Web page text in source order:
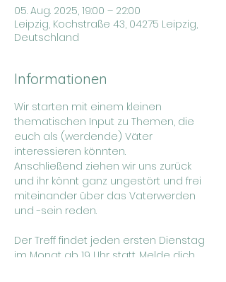
05. Aug. 2025, 19:00 – 22:00
Leipzig, Kochstraße 43, 04275 Leipzig,
Deutschland
Informationen
Wir starten mit einem kleinen
thematischen Input zu Themen, die
euch als (werdende) Väter
interessieren könnten.
Anschließend ziehen wir uns zurück
und ihr könnt ganz ungestört und frei
miteinander über das Vaterwerden
und -sein reden.
Der Treff findet jeden ersten Dienstag
im Monat ab 19 Uhr statt. Melde dich